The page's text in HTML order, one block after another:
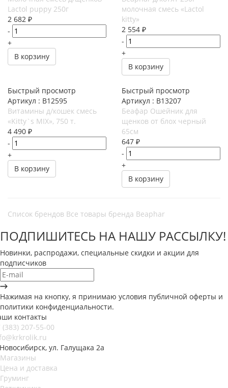
Lactol puppy 250г
2 682 ₽
-
+
В корзину
молочная смесь «Lactol
kitty»
2 554 ₽
-
+
В корзину
Быстрый просмотр
Артикул : В12595
Витамины д/кошек смесь
«Kitty`s MIX», 750 т.
4 490 ₽
-
+
В корзину
Быстрый просмотр
Артикул : В13207
Беафар Ошейник для
щенков от блох черный
65см
647 ₽
-
+
В корзину
Список брендов Все товары бренда Beaphar
ПОДПИШИТЕСЬ НА НАШУ РАССЫЛКУ!
Новинки, распродажи, специальные скидки и акции для
подписчиков
Нажимая на кнопку, я принимаю условия публичной оферты и
политики конфиденциальности.
контакты
(383) 207-55-00
ул. Галущака 2а
Магазины
Цена и доставка
Груминг